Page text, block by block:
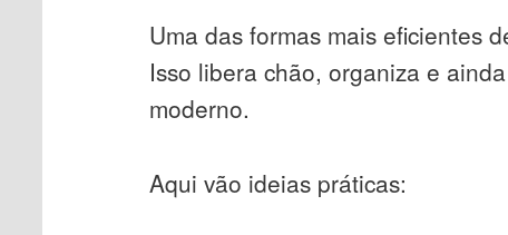
Uma das formas mais eficientes
Isso libera chão, organiza e
moderno.
Aqui vão ideias práticas: